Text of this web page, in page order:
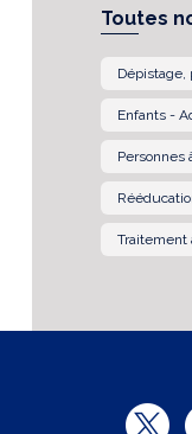
Toutes
Dépistage,
Enfants -
Personnes
Traitement